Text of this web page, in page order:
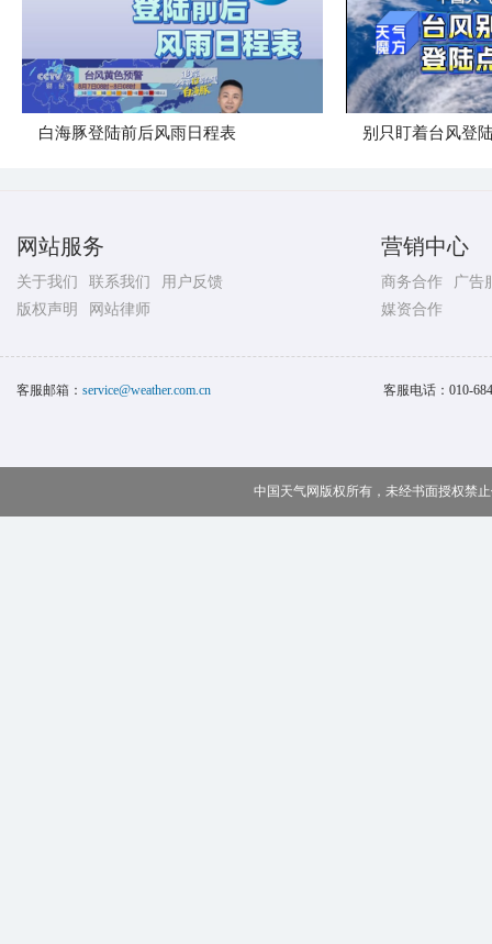
白海豚登陆前后风雨日程表 别只盯着台风登
网站服务
关于我们 联系我们
用户反馈
版权声明
网站律师
营销中心
商务合作
广告
媒资合作
客服邮箱： service@weather.com.cn 客服电话： 010-
中国天气网版权所有，未经书面授权